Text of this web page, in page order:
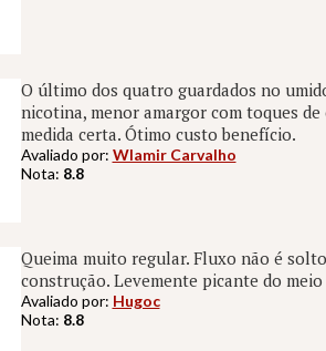
O último dos quatro guardados no
nicotina, menor amargor com toques
medida certa. Ótimo custo benefício.
Avaliado por: Wlamir Carvalho
Nota: 8.8
Queima muito regular. Fluxo não é
construção. Levemente picante do
Avaliado por: Hugoc
Nota: 8.8